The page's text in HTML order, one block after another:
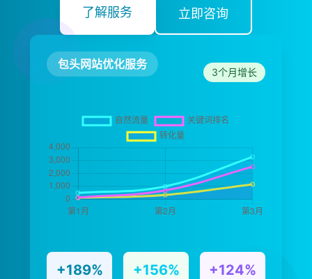
了解服务 立即咨询
包头网站优化服务
3个月增长
+189% +156% +124%